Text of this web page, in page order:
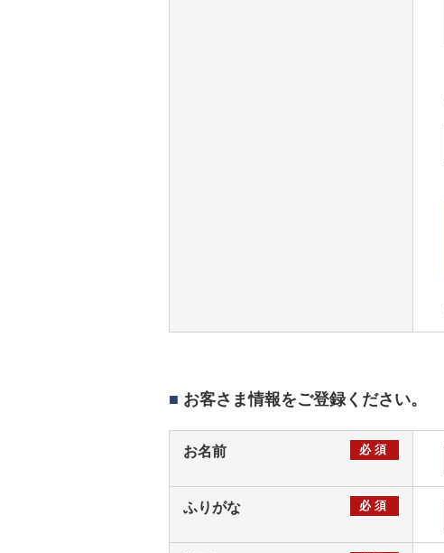
■ お客さま情報をご登録ください。
必須
お名前
必須
ふりがな